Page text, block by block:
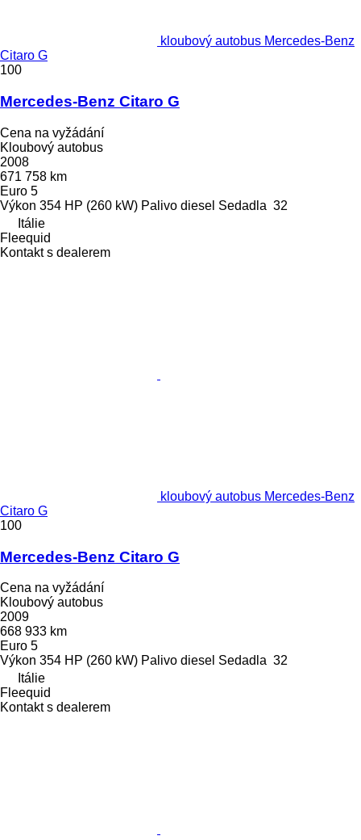
kloubový autobus Mercedes-Benz
Citaro G
100
Mercedes-Benz Citaro G
Cena na vyžádání
Kloubový autobus
2008
671 758 km
Euro 5
Výkon 354 HP (260 kW) Palivo diesel Sedadla 32
Itálie
Fleequid
Kontakt s dealerem
kloubový autobus Mercedes-Benz
Citaro G
100
Mercedes-Benz Citaro G
Cena na vyžádání
Kloubový autobus
2009
668 933 km
Euro 5
Výkon 354 HP (260 kW) Palivo diesel Sedadla 32
Itálie
Fleequid
Kontakt s dealerem